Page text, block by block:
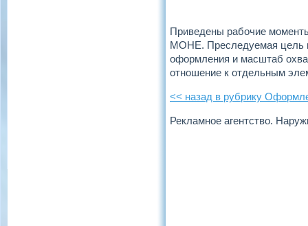
Приведены рабочие
МОНЕ. Преследуемая цель
оформления и масштаб
отношение к отдельным
<< назад в рубрику
Рекламное агентство.